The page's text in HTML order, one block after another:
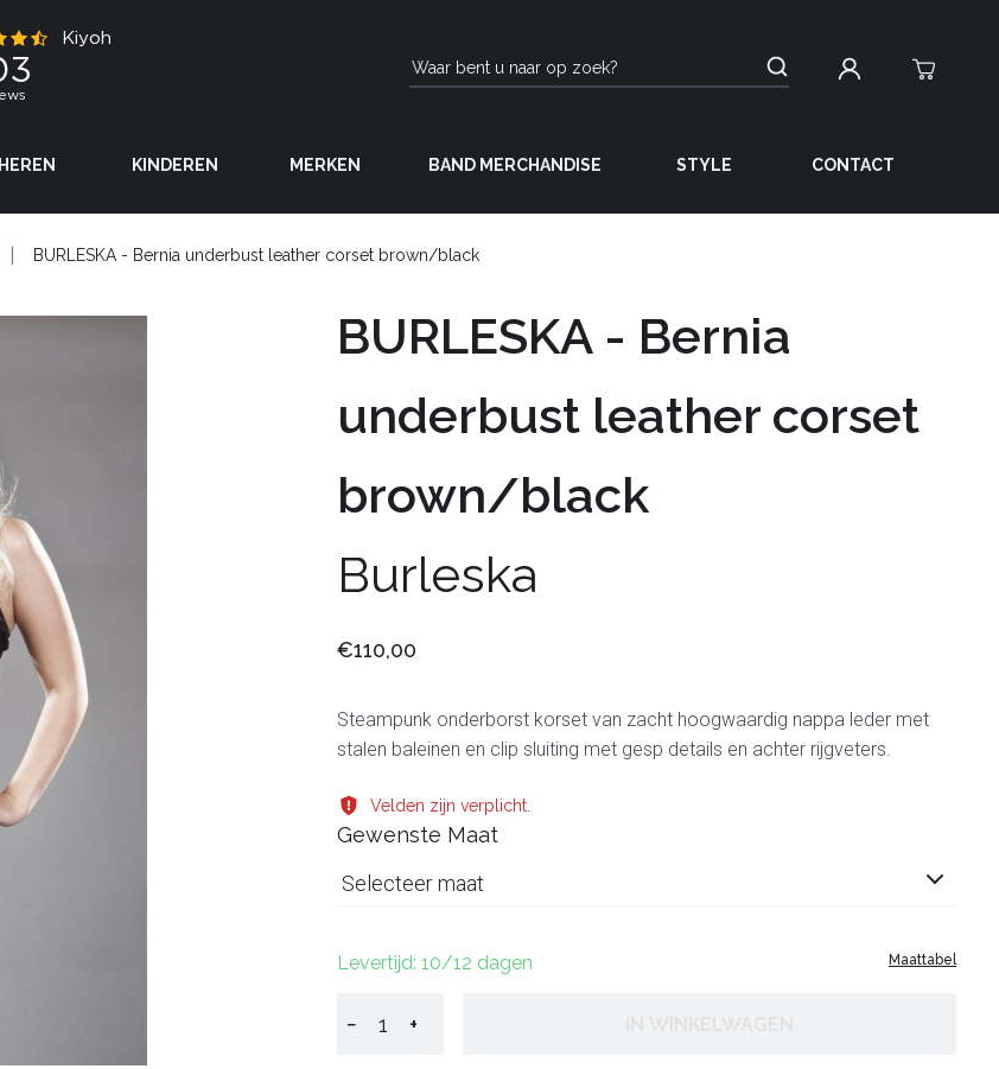
HEREN KINDEREN MERKEN BAND MERCHANDISE STYLE CONTACT
BURLESKA - Bernia underbust leather corset brown/black
BURLESKA - Bernia
underbust leather corset
brown/black
Burleska
€110,00
Steampunk onderborst korset van zacht hoogwaardig nappa leder met
stalen baleinen en clip sluiting met gesp details en achter rijgveters.
Velden zijn verplicht.
Gewenste Maat
Selecteer maat
Maattabel
Levertijd: 10/12 dagen
− +